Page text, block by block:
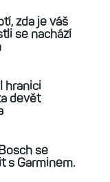
zda je váš
se nachází
hranici
devět
se
s Garminem.